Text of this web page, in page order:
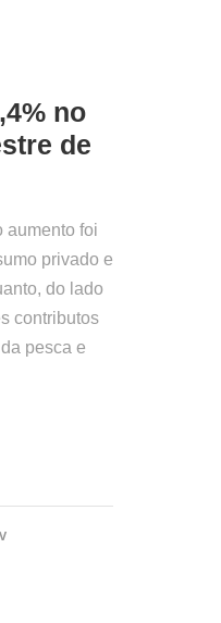
no
de
aumento foi
privado e
do lado
contributos
pesca e